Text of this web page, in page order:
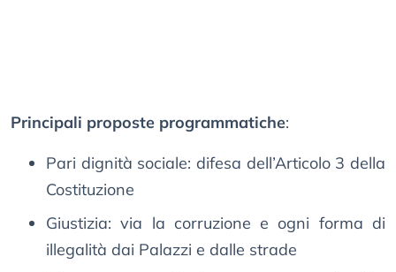
Principali proposte programmatiche:
Pari dignità sociale: difesa dell’Articolo 3 della
Costituzione
Giustizia: via la corruzione e ogni forma di
illegalità dai Palazzi e dalle strade